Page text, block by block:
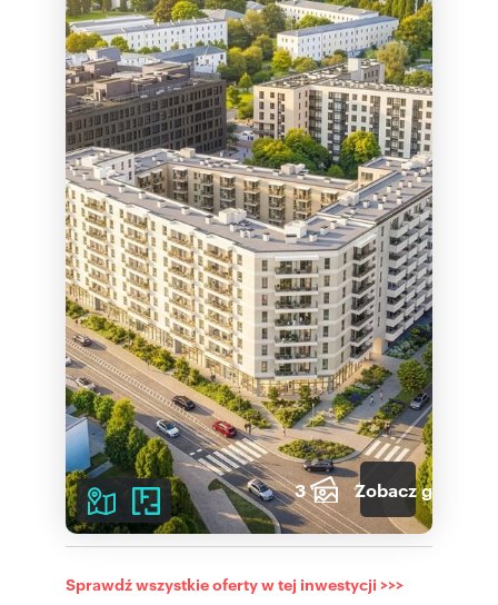
3 Zobacz galerię
Sprawdź wszystkie oferty w tej inwestycji >>>